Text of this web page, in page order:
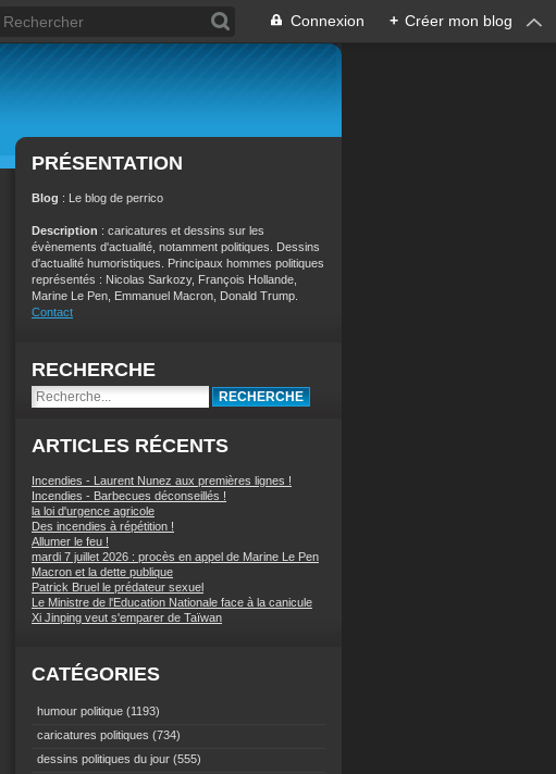
Connexion + Créer mon blog
PRÉSENTATION
Blog : Le blog de perrico
Description : caricatures et dessins sur les
évènements d'actualité, notamment politiques. Dessins
d'actualité humoristiques. Principaux hommes politiques
représentés : Nicolas Sarkozy, François Hollande,
Marine Le Pen, Emmanuel Macron, Donald Trump.
Contact
RECHERCHE
ARTICLES RÉCENTS
Incendies - Laurent Nunez aux premières lignes !
Incendies - Barbecues déconseillés !
la loi d'urgence agricole
Des incendies à répétition !
Allumer le feu !
mardi 7 juillet 2026 : procès en appel de Marine Le Pen
Macron et la dette publique
Patrick Bruel le prédateur sexuel
Le Ministre de l'Education Nationale face à la canicule
Xi Jinping veut s'emparer de Taïwan
CATÉGORIES
humour politique (1193)
caricatures politiques (734)
dessins politiques du jour (555)